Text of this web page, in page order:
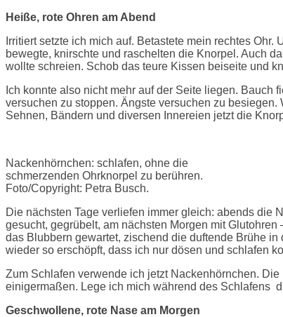
Heiße, rote Ohren am Abend
Irritiert setzte ich mich auf. Betastete mein rechtes
bewegte, knirschte und raschelten die Knorpel. Auch
wollte schreien. Schob das teure Kissen beiseite und
Ich konnte also nicht mehr auf der Seite liegen.
versuchen zu stoppen. Ängste versuchen zu
Sehnen, Bändern und diversen Innereien jetzt die
Nackenhörnchen: schlafen, ohne die
schmerzenden Ohrknorpel zu berühren.
Foto/Copyright: Petra Busch.
Die nächsten Tage verliefen immer gleich: abends die
gesucht, gegrübelt, am nächsten Morgen mit
das Blubbern gewartet, zischend die duftende Brühe
wieder so erschöpft, dass ich nur dösen und schlafen
Zum Schlafen verwende ich jetzt Nackenhörnchen.
einigermaßen. Lege ich mich während des Schlafens
Geschwollene, rote Nase am Morgen